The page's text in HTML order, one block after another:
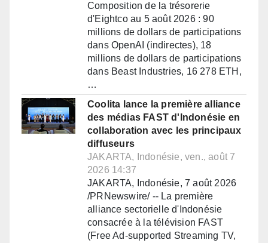
Composition de la trésorerie
d'Eightco au 5 août 2026 : 90
millions de dollars de participations
dans OpenAI (indirectes), 18
millions de dollars de participations
dans Beast Industries, 16 278 ETH,
…
Coolita lance la première alliance
des médias FAST d'Indonésie en
collaboration avec les principaux
diffuseurs
JAKARTA, Indonésie, ven., août 7
2026 14:37
JAKARTA, Indonésie, 7 août 2026
/PRNewswire/ -- La première
alliance sectorielle d'Indonésie
consacrée à la télévision FAST
(Free Ad-supported Streaming TV,